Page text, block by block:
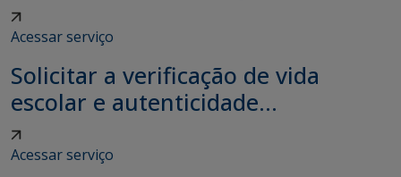
Acessar serviço
Solicitar a verificação de vida
escolar e autenticidade...
Acessar serviço